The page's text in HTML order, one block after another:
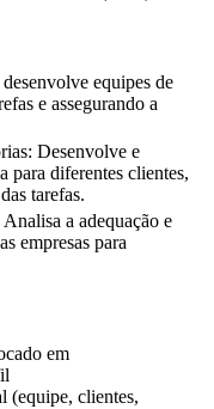
equipes de
e assegurando a
Desenvolve e
para diferentes clientes,
tarefas.
a adequação e
empresas para
em
(equipe, clientes,